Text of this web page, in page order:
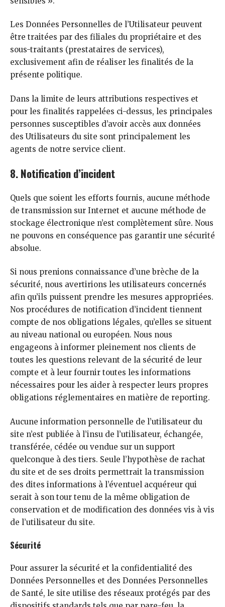
Les Données Personnelles de l’Utilisateur peuvent
être traitées par des filiales du propriétaire et des
sous-traitants (prestataires de services),
exclusivement afin de réaliser les finalités de la
présente politique.
Dans la limite de leurs attributions respectives et
pour les finalités rappelées ci-dessus, les principales
personnes susceptibles d’avoir accès aux données
des Utilisateurs du site sont principalement les
agents de notre service client.
8. Notification d’incident
Quels que soient les efforts fournis, aucune méthode
de transmission sur Internet et aucune méthode de
stockage électronique n’est complètement sûre. Nous
ne pouvons en conséquence pas garantir une sécurité
absolue.
Si nous prenions connaissance d’une brèche de la
sécurité, nous avertirions les utilisateurs concernés
afin qu’ils puissent prendre les mesures appropriées.
Nos procédures de notification d’incident tiennent
compte de nos obligations légales, qu’elles se situent
au niveau national ou européen. Nous nous
engageons à informer pleinement nos clients de
toutes les questions relevant de la sécurité de leur
compte et à leur fournir toutes les informations
nécessaires pour les aider à respecter leurs propres
obligations réglementaires en matière de reporting.
Aucune information personnelle de l’utilisateur du
site n’est publiée à l’insu de l’utilisateur, échangée,
transférée, cédée ou vendue sur un support
quelconque à des tiers. Seule l’hypothèse de rachat
du site et de ses droits permettrait la transmission
des dites informations à l’éventuel acquéreur qui
serait à son tour tenu de la même obligation de
conservation et de modification des données vis à vis
de l’utilisateur du site.
Sécurité
Pour assurer la sécurité et la confidentialité des
Données Personnelles et des Données Personnelles
de Santé, le site utilise des réseaux protégés par des